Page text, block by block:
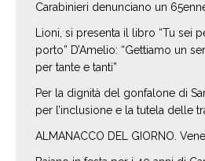
Carabinieri denunciano un
Lioni, si presenta il libro “Tu sei
porto” D’Amelio: “Gettiamo un
per tante e tanti”
Per la dignità del gonfalone di
per l’inclusione e la tutela delle
ALMANACCO DEL GIORNO.